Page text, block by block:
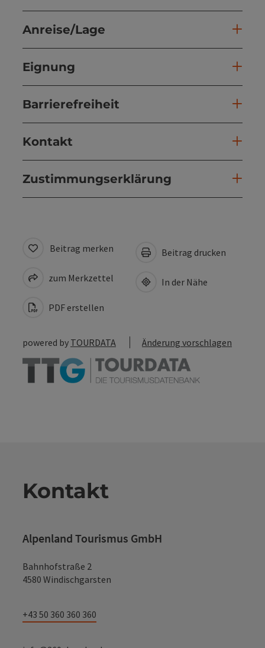
Anreise/Lage
Eignung
Barrierefreiheit
Kontakt
Zustimmungserklärung
Beitrag merken
zum Merkzettel
PDF erstellen
Beitrag drucken
In der Nähe
powered by TOURDATA Änderung vorschlagen
Kontakt
Alpenland Tourismus GmbH
Bahnhofstraße 2
4580 Windischgarsten
+43 50 360 360 360